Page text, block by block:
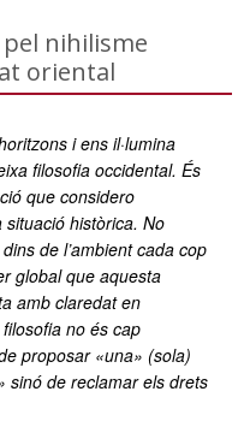
nihilisme
oriental
i ens il·lumina
filosofia occidental. És
que considero
situació històrica. No
de l’ambient cada cop
global que aquesta
amb claredat en
filosofia no és cap
proposar «una» (sola)
sinó de reclamar els drets